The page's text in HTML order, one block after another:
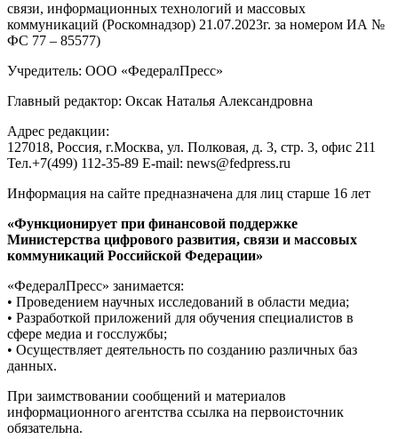
связи, информационных технологий и массовых
коммуникаций (Роскомнадзор) 21.07.2023г. за номером ИА №
ФС 77 – 85577)
Учредитель: ООО «ФедералПресс»
Главный редактор: Оксак Наталья Александровна
Адрес редакции:
127018, Россия, г.Москва, ул. Полковая, д. 3, стр. 3, офис 211
Тел.+7(499) 112-35-89 E-mail: news@fedpress.ru
Информация на сайте предназначена для лиц старше 16 лет
«Функционирует при финансовой поддержке
Министерства цифрового развития, связи и массовых
коммуникаций Российской Федерации»
«ФедералПресс» занимается:
• Проведением научных исследований в области медиа;
• Разработкой приложений для обучения специалистов в
сфере медиа и госслужбы;
• Осуществляет деятельность по созданию различных баз
данных.
При заимствовании сообщений и материалов
информационного агентства ссылка на первоисточник
обязательна.